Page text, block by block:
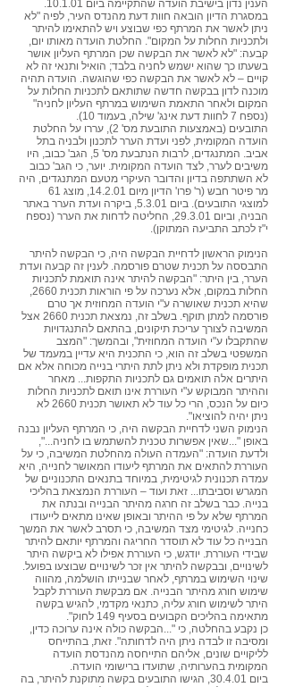
הענין נדון בישיבת הועדה שהתקיימה ביום 10.1.01.
במסגרת הדיון הובאה חוות דעת מהנדס העיר, לפיה "לא
ניתן לאשר את המרתף כפי שבוצע ויש להתאימו להיתר
ולתכניות החלות על המקום". החלטת הועדה מאותו יום,
קבעה: "לא לאשר את הבקשה שכן המרתף העליון אושר
בשעתו כך שהוא ישמש לחניה בלבד; הואיל ותנאי זה לא
קויים – לא לאשר את הבקשה כפי שהוגשה. הועדה תהיה
מוכנה לדון בבקשה חדשה שתותאם לתכניות החלות על
המקום ולאחר התאמת השימוש במרתף העליון לחניה"
(נספח 7 לחוות דעת אינג' שילה, בעמוד 10).
התובעים (באמצעות התובעת מס' 2), עררו על החלטת
הועדה המקומית, לפני ועדת הערר לתכנון ולבניה בתל
אביב. המתנגדים, לרבות הנתבעת מס' 5, הגב' כבוב, היו
משיבים לערר, לצד הועדה המקומית. יוער, כי הגב' כבוב
לא השתתפה בדיון והדובר העיקרי מטעם המתנגדים, היה
מר פיטר חבש (ר' פרו' הדיון מיום 14.2.01, מוצג 61
למוצגי התובעים). ביום 5.3.01, ביקרה ועדת הערר באתר
הבניה, וביום 29.3.01, החליטה לדחות את הערר (נספח
י"ז לכתב התביעה המתוקן).
הנימוק הראשון לדחיית הבקשה היה, כי הבקשה להיתר
התבססה על תכנית שטרם פורסמה. לענין זה קבעה ועדת
הערר, בין היתר: "הבקשה להיתר אינה תואמת לתכניות
החלות במקום, אלא נערכה על פי הוראות תכנית 2660,
שהיא תכנית שאושרה ע"י הועדה המחוזית אך טרם
פורסמה למתן תוקף. בשלב זה, נמצאת תכנית 2660 אצל
המשיבה לצורך עריכת תיקונים, בהתאם להתנגדויות
שהתקבלו ע"י הועדה המחוזית", ובהמשך: "המצב
המשפטי בשלב זה הוא, כי התכנית היא עדיין במעמד של
תכנית מופקדת ולא ניתן לתת היתרי בנייה מכוחה אלא אם
היתרים אלה תואמים גם לתכניות התקפות... מאחר
וההיתר המבוקש ע"י העוררת אינו תואם לתכניות החלות
כיום על הנכס, הרי כל עוד לא תאושר תכנית 2660 לא
ניתן יהיה להוציאו".
הנימוק השני לדחיית הבקשה היה, כי המרתף העליון נבנה
באופן "...שאין אפשרות טכנית להשתמש בו לחניה...",
ולדעת הועדה: "העמדה העולה מהחלטת המשיבה, כי על
העוררת להתאים את המרתף ליעודו המאושר לחנייה, היא
עמדה תכנונית לגיטימית, במיוחד בתנאים התכנוניים של
המגרש וסביבתו... זאת ועוד – העוררת הנמצאת בהליכי
בנייה. כבר בשלב זה חרגה מהיתר הבנייה ובנתה את
המרתף שלא על פי ההיתר ובאופן שאינו מתאים לייעודו
כחנייה. לגיטימי מצד המשיבה, כי תסרב לאשר את המשך
הבנייה כל עוד לא תוסדר החריגה והמרתף יותאם להיתר
שבידי העוררת. יודגש, כי העוררת אפילו לא ביקשה היתר
לשינויים, ובבקשה להיתר אין זכר לשינויים שבוצעו בפועל.
שינוי השימוש במרתף, לאחר שבנייתו הושלמה, מהווה
שימוש חורג מהיתר הבנייה. אם מבקשת העוררת לקבל
היתר לשימוש חורג עליה, כתנאי מקדמי, להגיש בקשה
מתאימה בהליכים הקבועים בסעיף 149 לחוק".
כן נקבע בהחלטה, כי "...הבקשה כולה אינה ערוכה כדין,
ומסיבה זו לבדה ניתן היה לדחותה". זאת, בהתייחס
לליקויים שונים, אליהם התייחסה מהנדסת הועדה
המקומית בהערותיה, שתועדו ברישומי הועדה.
ביום 30.4.01, הגישו התובעים בקשה מתוקנת להיתר, בה